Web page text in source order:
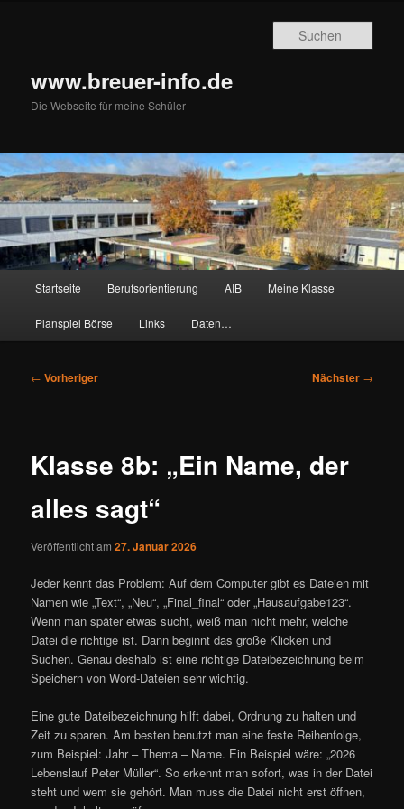
www.breuer-info.de
Die Webseite für meine Schüler
Startseite Berufsorientierung AIB Meine Klasse
Planspiel Börse Links Daten…
Beitragsnavigation
← Vorheriger Nächster →
Klasse 8b: „Ein Name, der
alles sagt“
Veröffentlicht am27. Januar 2026
Jeder kennt das Problem: Auf dem Computer gibt es Dateien mit
Namen wie „Text“, „Neu“, „Final_final“ oder „Hausaufgabe123“.
Wenn man später etwas sucht, weiß man nicht mehr, welche
Datei die richtige ist. Dann beginnt das große Klicken und
Suchen. Genau deshalb ist eine richtige Dateibezeichnung beim
Speichern von Word-Dateien sehr wichtig.
Eine gute Dateibezeichnung hilft dabei, Ordnung zu halten und
Zeit zu sparen. Am besten benutzt man eine feste Reihenfolge,
zum Beispiel: Jahr – Thema – Name. Ein Beispiel wäre: „2026
Lebenslauf Peter Müller“. So erkennt man sofort, was in der Datei
steht und wem sie gehört. Man muss die Datei nicht erst öffnen,